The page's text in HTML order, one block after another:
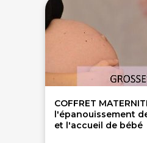
COFFRET
l'épanouissement
et l'accueil de bébé